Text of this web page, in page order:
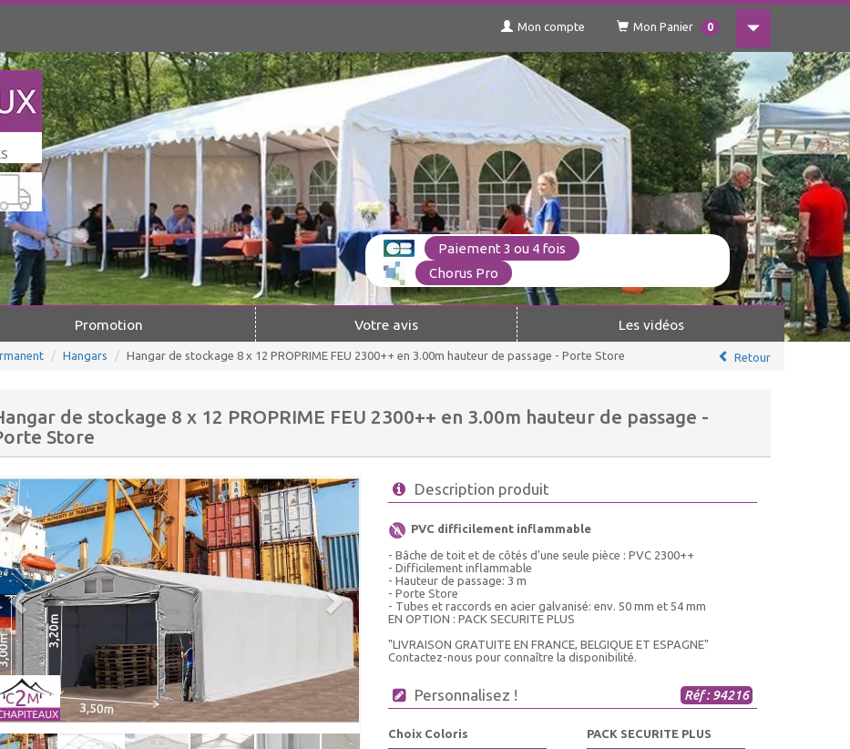
Mon compte Mon Panier 0
Paiement 3 ou 4 fois
Chorus Pro
Promotion Votre avis Les vidéos
Hangars Hangar de stockage 8 x 12 PROPRIME FEU 2300++ en 3.00m hauteur de passage - Porte Store Retour
de stockage 8 x 12 PROPRIME FEU 2300++ en 3.00m hauteur de passage -
Store
Description produit
PVC difficilement inflammable
- Bâche de toit et de côtés d'une seule pièce : PVC 2300++
- Difficilement inflammable
- Hauteur de passage: 3 m
- Porte Store
- Tubes et raccords en acier galvanisé: env. 50 mm et 54 mm
EN OPTION : PACK SECURITE PLUS
"LIVRAISON GRATUITE EN FRANCE, BELGIQUE ET ESPAGNE"
Contactez-nous pour connaître la disponibilité.
Personnalisez ! Réf : 94216
Choix Coloris PACK SECURITE PLUS